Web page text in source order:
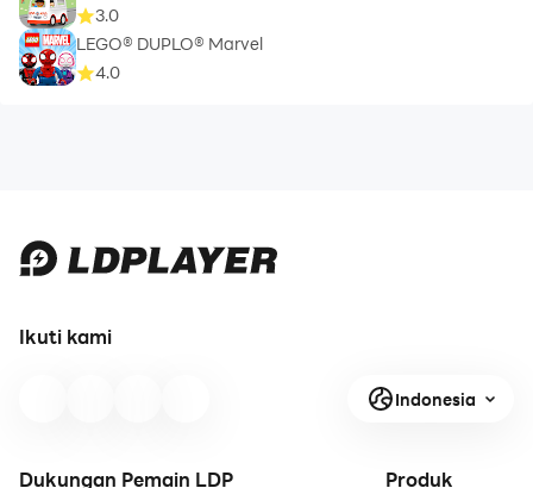
3.0
LEGO® DUPLO® Marvel
4.0
Ikuti kami
Indonesia
Dukungan Pemain LDP Produk